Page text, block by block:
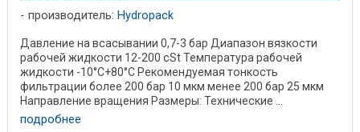
производитель: Hydropack
Давление на всасывании 0,7-3 бар Диапазон вязкости
рабочей жидкости 12-200 cSt Температура рабочей
жидкости -10°C+80°C Рекомендуемая тонкость
фильтрации более 200 бар 10 мкм менее 200 бар 25 мкм
Направление вращения Размеры: Технические ...
подробнее